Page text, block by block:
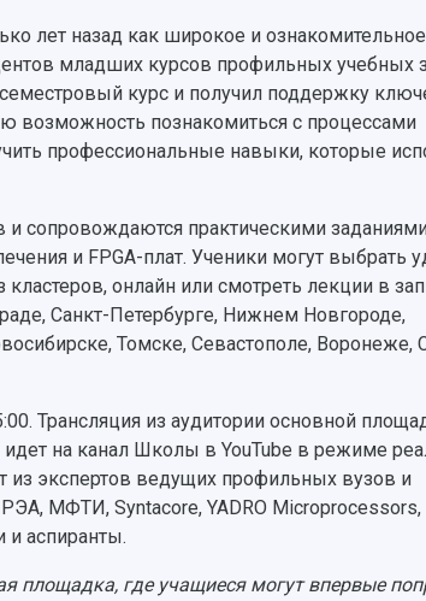
лет назад как широкое и ознакомительное
младших курсов профильных учебных
курс и получил поддержку
возможность познакомиться с процессами
профессиональные навыки, которые
и сопровождаются практическими
и FPGA-плат. Ученики могут выбрать
онлайн или смотреть лекции в
Санкт-Петербурге, Нижнем Новгороде,
Томске, Севастополе, Воронеже,
Трансляция из аудитории основной
на канал Школы в YouTube в режиме
из экспертов ведущих профильных вузов и
МФТИ, Syntacore, YADRO Microprocessors,
и аспиранты.
площадка, где учащиеся могут впервые